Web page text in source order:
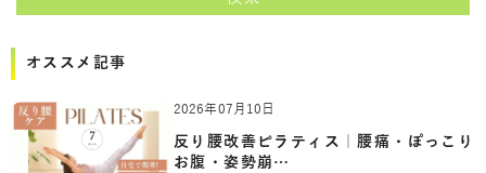
オススメ記事
2026年07月10日
反り腰改善ピラティス｜腰痛・ぽっこり
お腹・姿勢崩…